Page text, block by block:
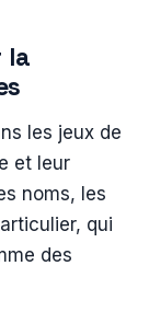
la
les jeux de
et leur
noms, les
qui
des